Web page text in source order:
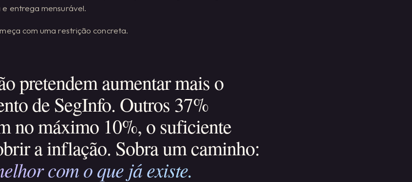
entrega mensurável.
com uma restrição concreta.
pretendem aumentar mais o
de SegInfo. Outros 37%
no máximo 10%, o suficiente
a inflação. Sobra um caminho:
com o que já existe.